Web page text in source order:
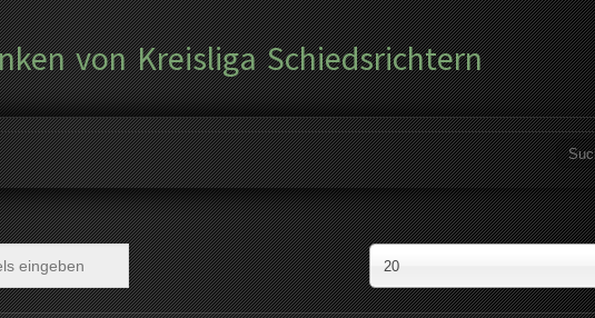
von Kreisliga Schiedsrichtern
20